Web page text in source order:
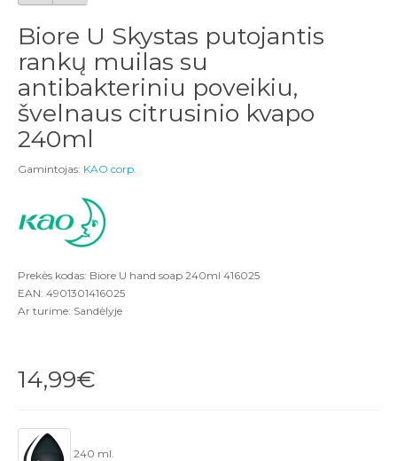
Biore U Skystas putojantis
rankų muilas su
antibakteriniu poveikiu,
švelnaus citrusinio kvapo
240ml
Gamintojas: KAO corp.
Prekės kodas: Biore U hand soap 240ml 416025
EAN: 4901301416025
Ar turime: Sandėlyje
14,99€
240 ml.